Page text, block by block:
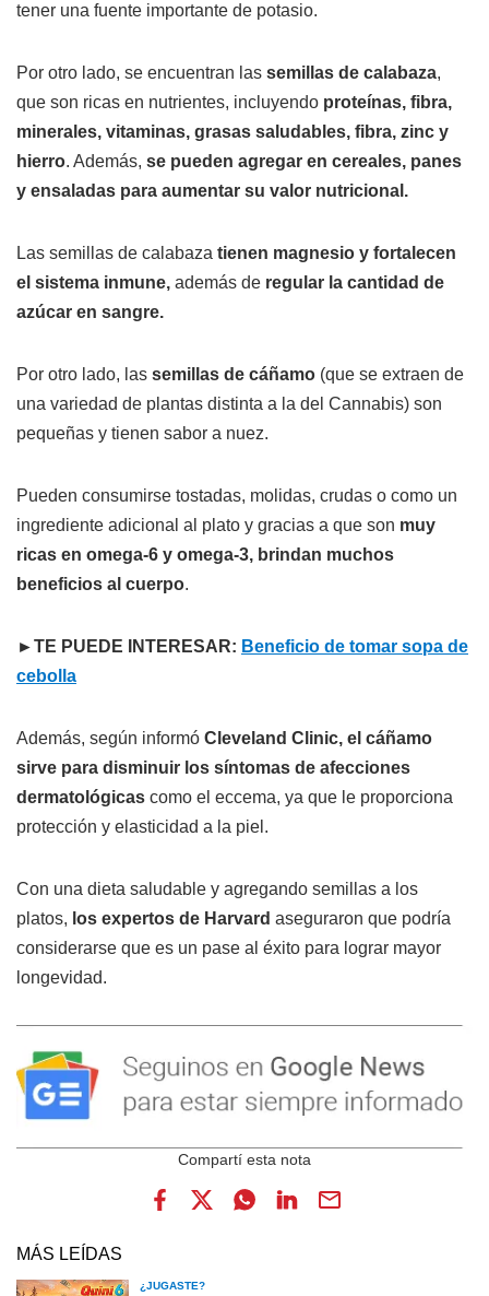
tener una fuente importante de potasio.
Por otro lado, se encuentran las semillas de calabaza,
que son ricas en nutrientes, incluyendo proteínas, fibra,
minerales, vitaminas, grasas saludables, fibra, zinc y
hierro. Además, se pueden agregar en cereales, panes
y ensaladas para aumentar su valor nutricional.
Las semillas de calabaza tienen magnesio y fortalecen
el sistema inmune, además de regular la cantidad de
azúcar en sangre.
Por otro lado, las semillas de cáñamo (que se extraen de
una variedad de plantas distinta a la del Cannabis) son
pequeñas y tienen sabor a nuez.
Pueden consumirse tostadas, molidas, crudas o como un
ingrediente adicional al plato y gracias a que son muy
ricas en omega-6 y omega-3, brindan muchos
beneficios al cuerpo.
►TE PUEDE INTERESAR: Beneficio de tomar sopa de
cebolla
Además, según informó Cleveland Clinic, el cáñamo
sirve para disminuir los síntomas de afecciones
dermatológicas como el eccema, ya que le proporciona
protección y elasticidad a la piel.
Con una dieta saludable y agregando semillas a los
platos, los expertos de Harvard aseguraron que podría
considerarse que es un pase al éxito para lograr mayor
longevidad.
MÁS LEÍDAS
¿JUGASTE?